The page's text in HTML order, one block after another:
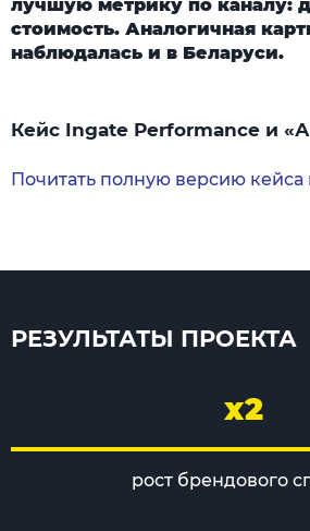
лучшую метрику по каналу:
стоимость. Аналогичная
наблюдалась и в Беларуси.
Кейс Ingate Performance и
Почитать полную версию кейса
РЕЗУЛЬТАТЫ ПРОЕКТА
х2
рост брендового